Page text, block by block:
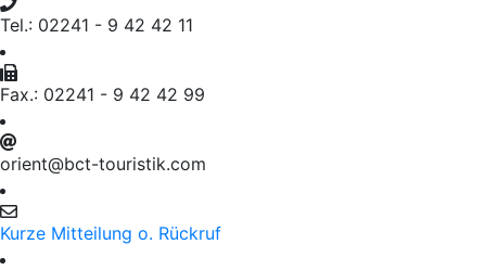
Tel.: 02241 - 9 42 42 11
Fax.: 02241 - 9 42 42 99
orient@bct-touristik.com
Kurze Mitteilung o. Rückruf